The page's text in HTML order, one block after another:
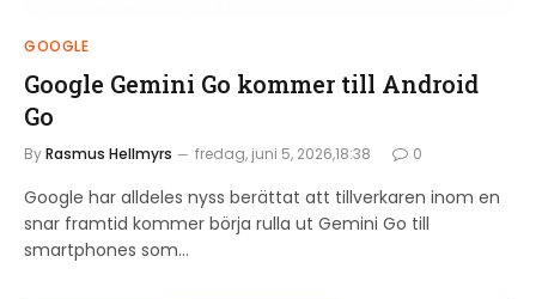
GOOGLE
Google Gemini Go kommer till Android
Go
ByRasmus Hellmyrs fredag, juni 5, 2026,18:38 0
Google har alldeles nyss berättat att tillverkaren inom en
snar framtid kommer börja rulla ut Gemini Go till
smartphones som…